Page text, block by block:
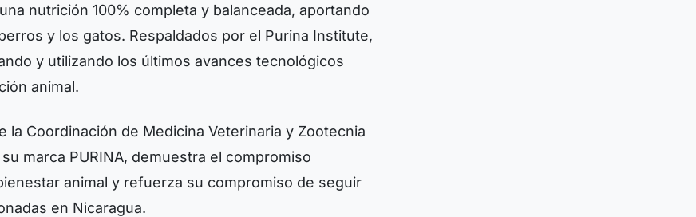
nutrición 100% completa y balanceada, aportando
y los gatos. Respaldados por el Purina Institute,
y utilizando los últimos avances tecnológicos
animal.
la Coordinación de Medicina Veterinaria y Zootecnia
marca PURINA, demuestra el compromiso
animal y refuerza su compromiso de seguir
en Nicaragua.